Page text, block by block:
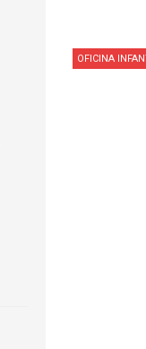
OFICINA